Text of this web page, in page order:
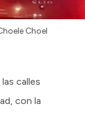
Choel
calles
con la